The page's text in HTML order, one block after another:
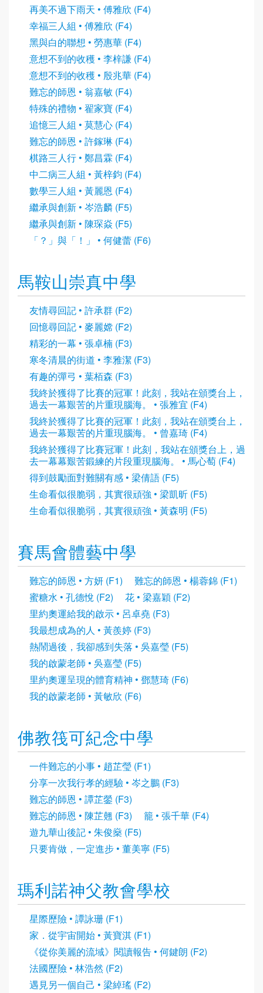
再美不過下雨天 • 傅雅欣 (F4)
幸福三人組 • 傅雅欣 (F4)
黑與白的聯想 • 勞惠華 (F4)
意想不到的收穫 • 李梓謙 (F4)
意想不到的收穫 • 殷兆華 (F4)
難忘的師恩 • 翁嘉敏 (F4)
特殊的禮物 • 翟家寶 (F4)
追憶三人組 • 莫慧心 (F4)
難忘的師恩 • 許鎵琳 (F4)
棋路三人行 • 鄭昌霖 (F4)
中二病三人組 • 黃梓鈞 (F4)
數學三人組 • 黃麗恩 (F4)
繼承與創新 • 岑浩麟 (F5)
繼承與創新 • 陳琛焱 (F5)
「？」與「！」 • 何健蕾 (F6)
馬鞍山崇真中學
友情尋回記 • 許承群 (F2)
回憶尋回記 • 麥麗嫦 (F2)
精彩的一幕 • 張卓楠 (F3)
寒冬清晨的街道 • 李雅潔 (F3)
有趣的彈弓 • 葉栢森 (F3)
我終於獲得了比賽的冠軍！此刻，我站在頒獎台上，
過去一幕艱苦的片重現腦海。 • 張雅宜 (F4)
我終於獲得了比賽的冠軍！此刻，我站在頒獎台上，
過去一幕艱苦的片重現腦海。 • 曾嘉琦 (F4)
我終於獲得了比賽冠軍！此刻，我站在頒獎台上，過
去一幕幕艱苦鍛練的片段重現腦海。 • 馬心萄 (F4)
得到鼓勵面對難關有感 • 梁倩語 (F5)
生命看似很脆弱，其實很頑強 • 梁凱昕 (F5)
生命看似很脆弱，其實很頑強 • 黃森明 (F5)
賽馬會體藝中學
難忘的師恩 • 方妍 (F1)
難忘的師恩 • 楊蓉錦 (F1)
蜜糖水 • 孔德悅 (F2)
花 • 梁嘉穎 (F2)
里約奧運給我的啟示 • 呂卓堯 (F3)
我最想成為的人 • 黃羨婷 (F3)
熱鬧過後，我卻感到失落 • 吳嘉瑩 (F5)
我的啟蒙老師 • 吳嘉瑩 (F5)
里約奧運呈現的體育精神 • 鄧慧琦 (F6)
我的啟蒙老師 • 黃敏欣 (F6)
佛教筏可紀念中學
一件難忘的小事 • 趙芷瑩 (F1)
分享一次我行孝的經驗 • 岑之鵬 (F3)
難忘的師恩 • 譚芷鎣 (F3)
難忘的師恩 • 陳芷翹 (F3)
籠 • 張千華 (F4)
遊九華山後記 • 朱俊燊 (F5)
只要肯做，一定進步 • 董美寧 (F5)
瑪利諾神父教會學校
星際歷險 • 譚詠珊 (F1)
家．從宇宙開始 • 黃寶淇 (F1)
《從你美麗的流域》閱讀報告 • 何鍵朗 (F2)
法國歷險 • 林浩然 (F2)
遇見另一個自己 • 梁綽瑤 (F2)